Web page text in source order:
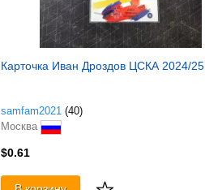
Карточка Иван Дроздов ЦСКА 2024/25
samfam2021 (40)
Москва
$0.61